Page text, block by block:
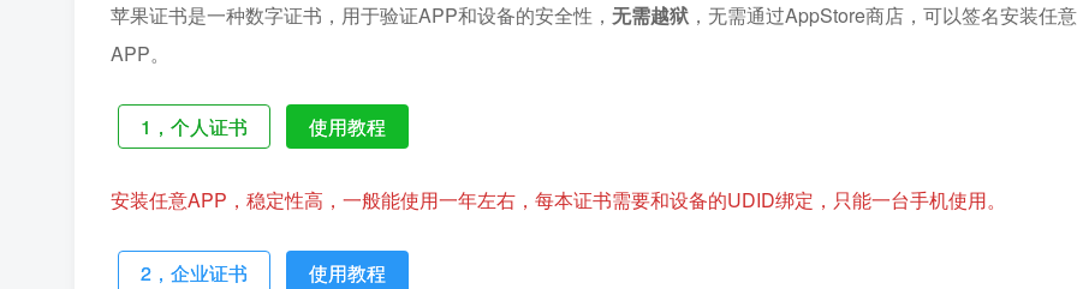
苹果证书是一种数字证书，用于验证APP和设备的安全性， 无需越狱 ，无需通过AppStore商店，可以签名安装任意
APP。
1，个人证书 使用教程
安装任意APP，稳定性高，一般能使用一年左右，每本证书需要和设备的UDID绑定，只能一台手机使用。
2，企业证书 使用教程